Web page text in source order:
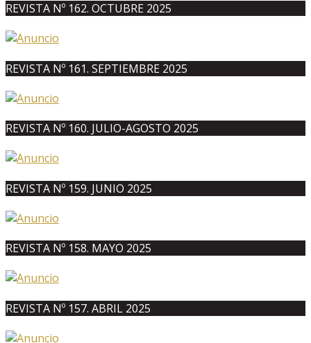
REVISTA Nº 162. OCTUBRE 2025
REVISTA Nº 161. SEPTIEMBRE 2025
REVISTA Nº 160. JULIO-AGOSTO 2025
REVISTA Nº 159. JUNIO 2025
REVISTA Nº 158. MAYO 2025
REVISTA Nº 157. ABRIL 2025